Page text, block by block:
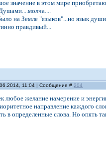
значение в этом мире
на Земле "языков"...но язык души
правдивый...
11:04 | Сообщение # 204
любое желание намерение и
направление каждого
в определенные слова. Но опять